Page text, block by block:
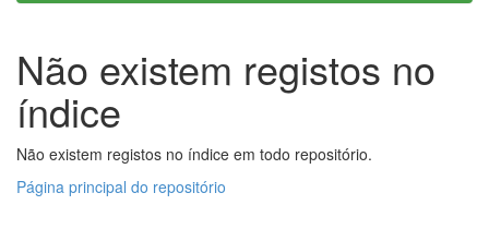
Não existem registos no
índice
Não existem registos no índice em todo repositório.
Página principal do repositório